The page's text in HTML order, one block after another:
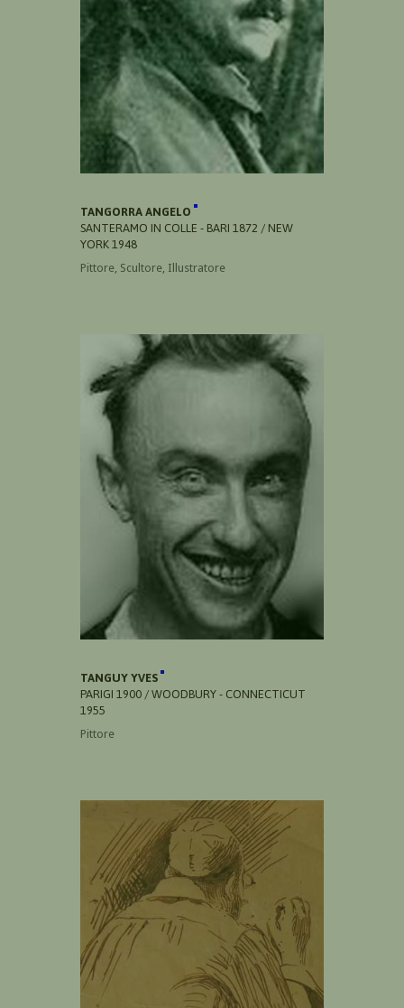
TANGORRA ANGELO
SANTERAMO IN COLLE - BARI 1872 / NEW
YORK 1948
Pittore, Scultore, Illustratore
TANGUY YVES
PARIGI 1900 / WOODBURY - CONNECTICUT
1955
Pittore